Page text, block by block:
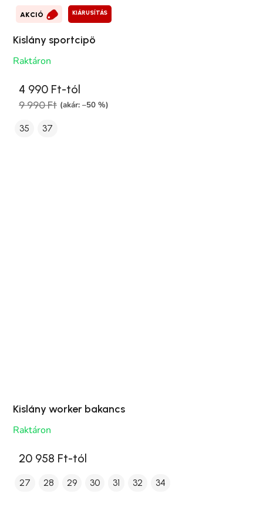
AKCIÓ KIÁRUSÍTÁS
Kislány sportcipö
Raktáron
4 990 Ft-tól
9 990 Ft (akár: –50 %)
35 37
Kislány worker bakancs
Raktáron
20 958 Ft-tól
27 28 29 30 31 32 34